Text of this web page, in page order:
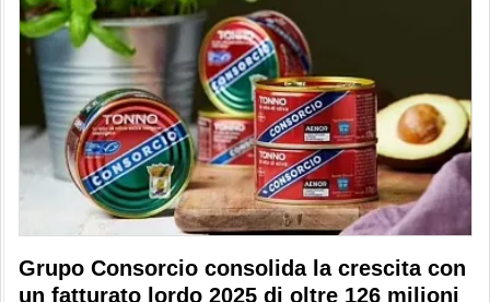
Grupo Consorcio consolida la crescita con
un fatturato lordo 2025 di oltre 126 milioni